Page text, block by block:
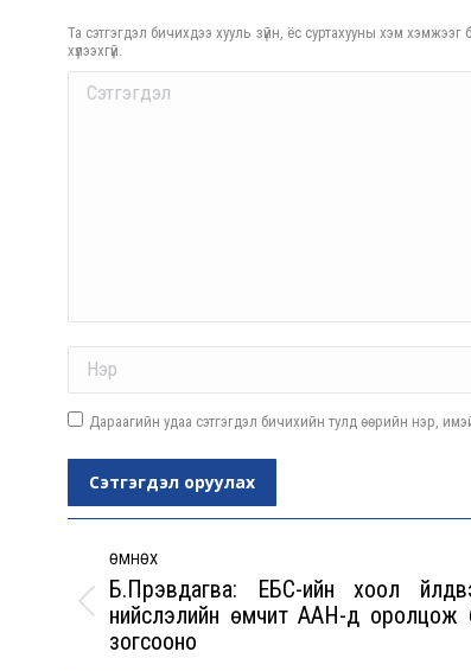
Та сэтгэгдэл бичихдээ хууль зүйн, ёс суртахууны хэм
хүлээхгүй.
Comment
Дараагийн удаа сэтгэгдэл бичихийн тулд өөрийн нэр,
Сэтгэгдэл оруулах
navigation
ӨМНӨХ
Previous
post:
Б.Пүрэвдагва: ЕБС-ийн хоол
нийслэлийн өмчит ААН-үүд оролцож
зогсооно